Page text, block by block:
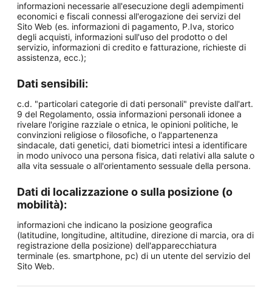
informazioni necessarie all'esecuzione degli adempimenti
economici e fiscali connessi all'erogazione dei servizi del
Sito Web (es. informazioni di pagamento, P.Iva, storico
degli acquisti, informazioni sull'uso del prodotto o del
servizio, informazioni di credito e fatturazione, richieste di
assistenza, ecc.);
Dati sensibili:
c.d. "particolari categorie di dati personali" previste dall'art.
9 del Regolamento, ossia informazioni personali idonee a
rivelare l'origine razziale o etnica, le opinioni politiche, le
convinzioni religiose o filosofiche, o l'appartenenza
sindacale, dati genetici, dati biometrici intesi a identificare
in modo univoco una persona fisica, dati relativi alla salute o
alla vita sessuale o all'orientamento sessuale della persona.
Dati di localizzazione o sulla posizione (o
mobilità):
informazioni che indicano la posizione geografica
(latitudine, longitudine, altitudine, direzione di marcia, ora di
registrazione della posizione) dell'apparecchiatura
terminale (es. smartphone, pc) di un utente del servizio del
Sito Web.